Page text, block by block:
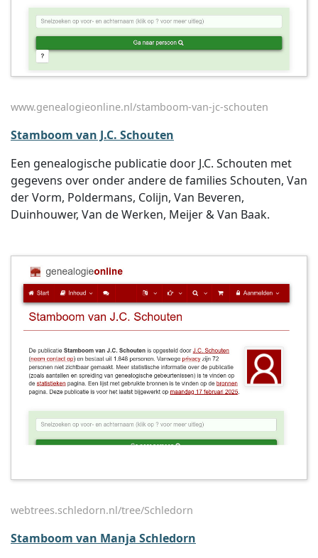
www.genealogieonline.nl/stamboom-van-jc-schouten
Stamboom van J.C. Schouten
Een genealogische publicatie door J.C. Schouten met
gegevens over onder andere de families Schouten, Van
der Vorm, Poldermans, Colijn, Van Beveren,
Duinhouwer, Van de Werken, Meijer & Van Baak.
webtrees.schledorn.nl/tree/Schledorn
Stamboom van Manja Schledorn